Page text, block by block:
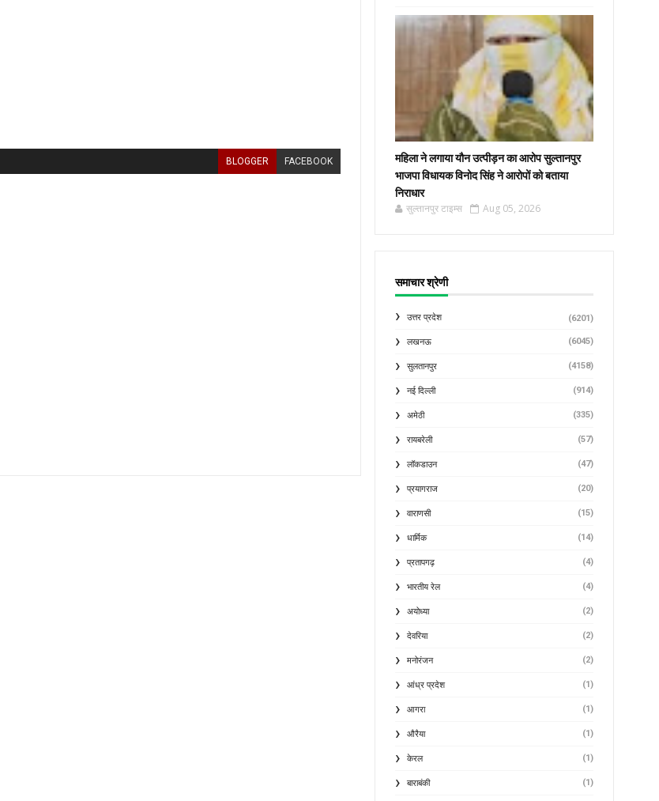
BLOGGER FACEBOOK
महिला ने लगाया यौन उत्पीड़न का आरोप सुल्तानपुर
भाजपा विधायक विनोद सिंह ने आरोपों को बताया
निराधार
सुल्तानपुर टाइम्स Aug 05, 2026
समाचार श्रेणी
उत्तर प्रदेश (6201)
लखनऊ (6045)
सुलतानपुर (4158)
नई दिल्ली (914)
अमेठी (335)
रायबरेली (57)
लॉकडाउन (47)
प्रयागराज (20)
वाराणसी (15)
धार्मिक (14)
प्रतापगढ़ (4)
भारतीय रेल (4)
अयोध्या (2)
देवरिया (2)
मनोरंजन (2)
आंध्र प्रदेश (1)
आगरा (1)
औरैया (1)
केरल (1)
बाराबंकी (1)